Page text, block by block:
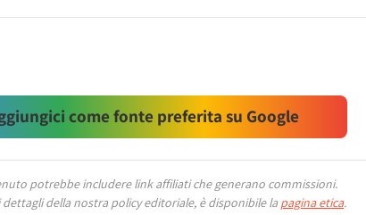
come fonte preferita su Google
potrebbe includere link affiliati che generano commissioni.
dettagli della nostra policy editoriale, è disponibile la pagina etica.